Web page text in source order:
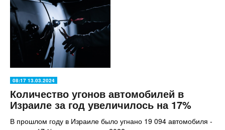
08:17 13.03.2024
Количество угонов автомобилей в
Израиле за год увеличилось на 17%
В прошлом году в Израиле было угнано 19 094 автомобиля -